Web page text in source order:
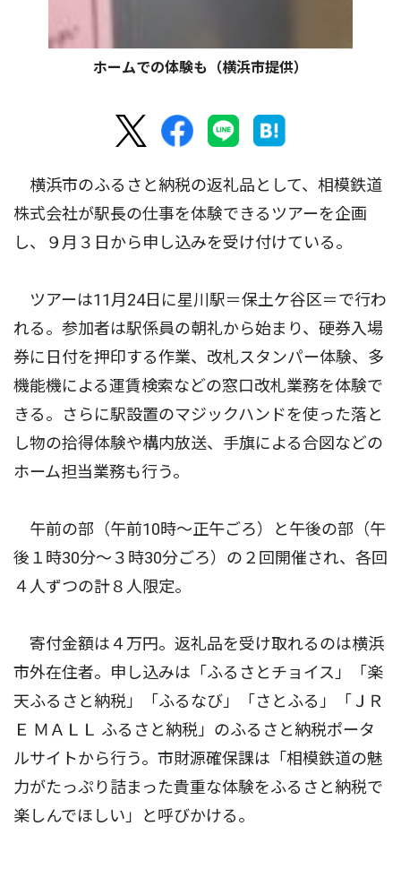
ホームでの体験も（横浜市提供）
横浜市のふるさと納税の返礼品として、相模鉄道
株式会社が駅長の仕事を体験できるツアーを企画
し、９月３日から申し込みを受け付けている。
ツアーは11月24日に星川駅＝保土ケ谷区＝で行わ
れる。参加者は駅係員の朝礼から始まり、硬券入場
券に日付を押印する作業、改札スタンパー体験、多
機能機による運賃検索などの窓口改札業務を体験で
きる。さらに駅設置のマジックハンドを使った落と
し物の拾得体験や構内放送、手旗による合図などの
ホーム担当業務も行う。
午前の部（午前10時〜正午ごろ）と午後の部（午
後１時30分〜３時30分ごろ）の２回開催され、各回
４人ずつの計８人限定。
寄付金額は４万円。返礼品を受け取れるのは横浜
市外在住者。申し込みは「ふるさとチョイス」「楽
天ふるさと納税」「ふるなび」「さとふる」「ＪＲ
Ｅ ＭＡＬＬ ふるさと納税」のふるさと納税ポータ
ルサイトから行う。市財源確保課は「相模鉄道の魅
力がたっぷり詰まった貴重な体験をふるさと納税で
楽しんでほしい」と呼びかける。